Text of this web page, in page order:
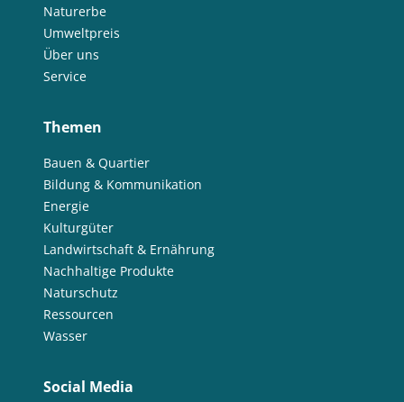
Naturerbe
Umweltpreis
Über uns
Service
Themen
Bauen & Quartier
Bildung & Kommunikation
Energie
Kulturgüter
Landwirtschaft & Ernährung
Nachhaltige Produkte
Naturschutz
Ressourcen
Wasser
Social Media